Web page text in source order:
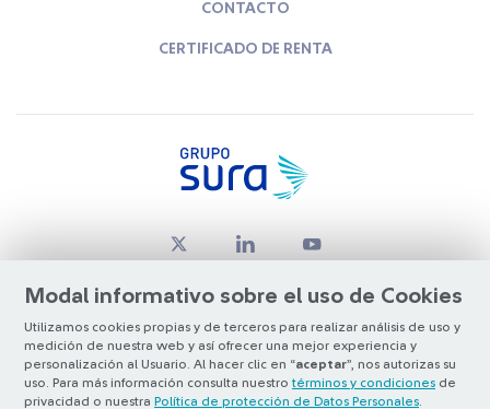
Modal informativo sobre el uso de Cookies
Utilizamos cookies propias y de terceros para realizar análisis de uso y
medición de nuestra web y así ofrecer una mejor experiencia y
personalización al Usuario. Al hacer clic en “aceptar”, nos autorizas su
uso. Para más información consulta nuestro términos y condiciones de
privacidad o nuestra Política de protección de Datos Personales
CONTACTO
CERTIFICADO DE RENTA
© Copyright Grupo SURA 2026